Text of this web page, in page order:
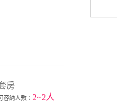
房
容納人數： 2~2人